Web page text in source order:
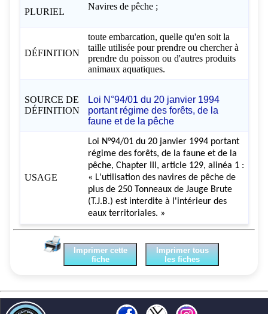
PLURIEL
Navires de pêche ;
DÉFINITION
toute embarcation, quelle qu'en soit la
taille utilisée pour prendre ou chercher à
prendre du poisson ou d'autres produits
animaux aquatiques.
SOURCE DE
DÉFINITION
Loi N°94/01 du 20 janvier 1994
portant régime des forêts, de la
faune et de la pêche
USAGE
Loi N°94/01 du 20 janvier 1994 portant
régime des forêts, de la faune et de la
pêche, Chapter III, article 129, alinéa 1 :
« L'utilisation des navires de pêche de
plus de 250 Tonneaux de Jauge Brute
(T.J.B.) est interdite à l'intérieur des
eaux territoriales. »
Imprimer cette
fiche
Imprimer tous
les fiches